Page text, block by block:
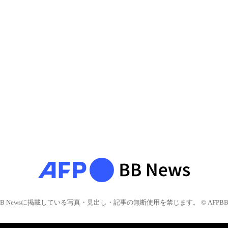
Newsに掲載している写真・見出し・記事の無断使用を禁じます。 © AFPBB